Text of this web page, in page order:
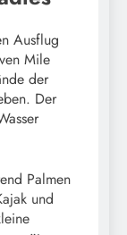
Ausflug
Mile
der
Der
Palmen
und